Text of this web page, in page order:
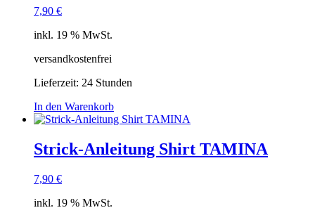
7,90 €
inkl. 19 % MwSt.
versandkostenfrei
Lieferzeit: 24 Stunden
In den Warenkorb
Strick-Anleitung Shirt TAMINA
7,90 €
inkl. 19 % MwSt.